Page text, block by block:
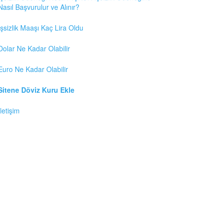
Başvurulur ve Alınır?
Maaşı Kaç Lira Oldu
Ne Kadar Olabilir
Ne Kadar Olabilir
Döviz Kuru Ekle